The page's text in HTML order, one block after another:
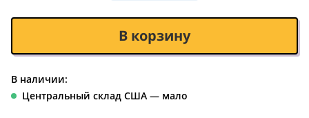
В корзину
В наличии:
Центральный склад США — мало